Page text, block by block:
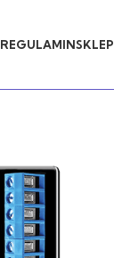
REGULAMINSKLEP